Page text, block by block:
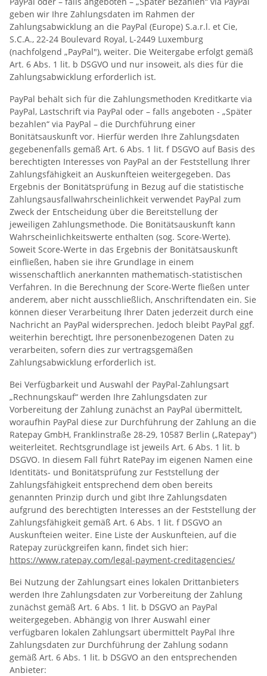
geben wir Ihre Zahlungsdaten im Rahmen der
Zahlungsabwicklung an die PayPal (Europe) S.a.r.l. et Cie,
S.C.A., 22-24 Boulevard Royal, L-2449 Luxemburg
(nachfolgend „PayPal"), weiter. Die Weitergabe erfolgt gemäß
Art. 6 Abs. 1 lit. b DSGVO und nur insoweit, als dies für die
Zahlungsabwicklung erforderlich ist.
PayPal behält sich für die Zahlungsmethoden Kreditkarte via
PayPal, Lastschrift via PayPal oder – falls angeboten - „Später
bezahlen“ via PayPal – die Durchführung einer
Bonitätsauskunft vor. Hierfür werden Ihre Zahlungsdaten
gegebenenfalls gemäß Art. 6 Abs. 1 lit. f DSGVO auf Basis des
berechtigten Interesses von PayPal an der Feststellung Ihrer
Zahlungsfähigkeit an Auskunfteien weitergegeben. Das
Ergebnis der Bonitätsprüfung in Bezug auf die statistische
Zahlungsausfallwahrscheinlichkeit verwendet PayPal zum
Zweck der Entscheidung über die Bereitstellung der
jeweiligen Zahlungsmethode. Die Bonitätsauskunft kann
Wahrscheinlichkeitswerte enthalten (sog. Score-Werte).
Soweit Score-Werte in das Ergebnis der Bonitätsauskunft
einfließen, haben sie ihre Grundlage in einem
wissenschaftlich anerkannten mathematisch-statistischen
Verfahren. In die Berechnung der Score-Werte fließen unter
anderem, aber nicht ausschließlich, Anschriftendaten ein. Sie
können dieser Verarbeitung Ihrer Daten jederzeit durch eine
Nachricht an PayPal widersprechen. Jedoch bleibt PayPal ggf.
weiterhin berechtigt, Ihre personenbezogenen Daten zu
verarbeiten, sofern dies zur vertragsgemäßen
Zahlungsabwicklung erforderlich ist.
Bei Verfügbarkeit und Auswahl der PayPal-Zahlungsart
„Rechnungskauf“ werden Ihre Zahlungsdaten zur
Vorbereitung der Zahlung zunächst an PayPal übermittelt,
woraufhin PayPal diese zur Durchführung der Zahlung an die
Ratepay GmbH, Franklinstraße 28-29, 10587 Berlin („Ratepay")
weiterleitet. Rechtsgrundlage ist jeweils Art. 6 Abs. 1 lit. b
DSGVO. In diesem Fall führt RatePay im eigenen Namen eine
Identitäts- und Bonitätsprüfung zur Feststellung der
Zahlungsfähigkeit entsprechend dem oben bereits
genannten Prinzip durch und gibt Ihre Zahlungsdaten
aufgrund des berechtigten Interesses an der Feststellung der
Zahlungsfähigkeit gemäß Art. 6 Abs. 1 lit. f DSGVO an
Auskunfteien weiter. Eine Liste der Auskunfteien, auf die
Ratepay zurückgreifen kann, findet sich hier:
https://www.ratepay.com/legal-payment-creditagencies/
Bei Nutzung der Zahlungsart eines lokalen Drittanbieters
werden Ihre Zahlungsdaten zur Vorbereitung der Zahlung
zunächst gemäß Art. 6 Abs. 1 lit. b DSGVO an PayPal
weitergegeben. Abhängig von Ihrer Auswahl einer
verfügbaren lokalen Zahlungsart übermittelt PayPal Ihre
Zahlungsdaten zur Durchführung der Zahlung sodann
gemäß Art. 6 Abs. 1 lit. b DSGVO an den entsprechenden
Anbieter: